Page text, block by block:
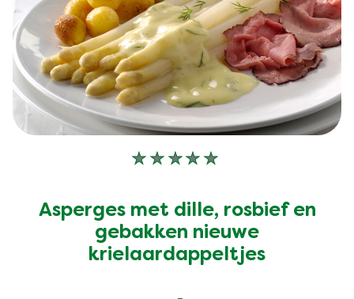
Geen
voor
deze
Asperges met dille, rosbief en
gebakken nieuwe
krielaardappeltjes